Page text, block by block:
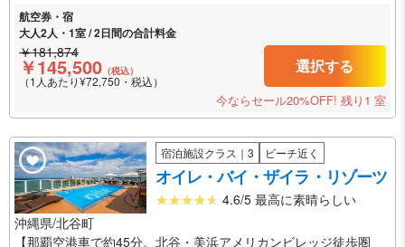
航空券・宿
大人2人・1室 / 2日間の合計料金
￥181,874
￥145,500 （税込）
（1人あたり¥72,750・税込）
選択する
今ならセール20%OFF! 残り1 室
宿泊施設クラス｜3 ビーチ近く
オイレ・バイ・ザイラ・リゾーツ
4.6/5 最高に素晴らしい
沖縄県/北谷町
【那覇空港車で約45分。北谷・美浜アメリカンビレッジ徒歩圏